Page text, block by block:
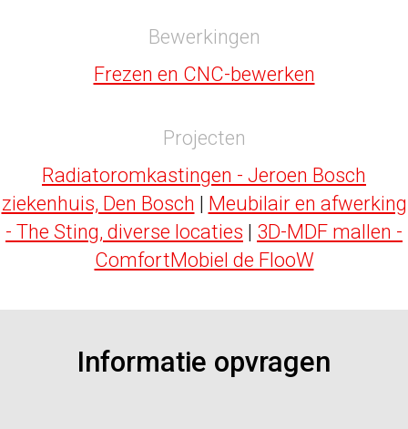
Bewerkingen
Frezen en CNC-bewerken
Projecten
Radiatoromkastingen - Jeroen Bosch
ziekenhuis, Den Bosch | Meubilair en afwerking
- The Sting, diverse locaties | 3D-MDF mallen -
ComfortMobiel de FlooW
Informatie opvragen